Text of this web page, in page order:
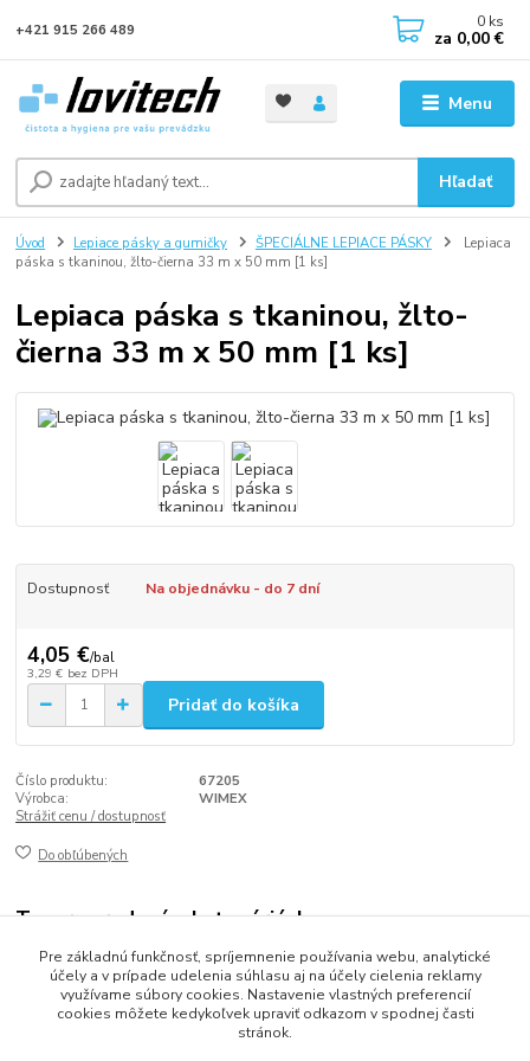
Menu
Hľadať
+421 915 266 489 0 ks
za 0,00 €
Úvod Lepiace pásky a gumičky ŠPECIÁLNE LEPIACE PÁSKY
Lepiaca
páska s tkaninou, žlto-čierna 33 m x 50 mm [1 ks]
Lepiaca páska s tkaninou, žlto-
čierna 33 m x 50 mm [1 ks]
Dostupnosť Na objednávku - do 7 dní
4,05 €/bal
3,29 € bez DPH
Pridať do košíka
Číslo produktu:
67205
Výrobca:
WIMEX
Strážiť cenu / dostupnosť
Do obľúbených
Tovar zaradený v kategóriách
ŠPECIÁLNE LEPIACE PÁSKY
Pre základnú funkčnosť, spríjemnenie používania webu, analytické
účely a v prípade udelenia súhlasu aj na účely cielenia reklamy
využívame súbory cookies. Nastavenie vlastných preferencií
cookies môžete kedykoľvek upraviť odkazom v spodnej časti
stránok.